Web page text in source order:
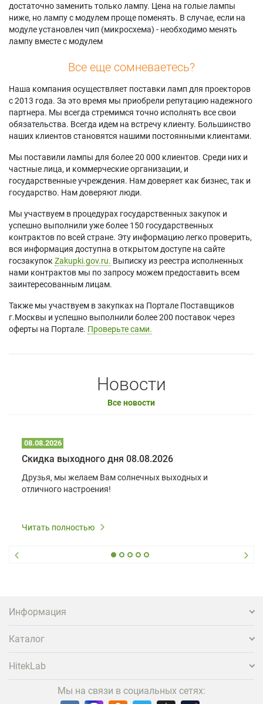
достаточно заменить только лампу. Цена на голые лампы
ниже, но лампу с модулем проще поменять. В случае, если на
модуле установлен чип (микросхема) - необходимо менять
лампу вместе с модулем
Все еще сомневаетесь?
Наша компания осуществляет поставки ламп для проекторов
с 2013 года. За это время мы приобрели репутацию надежного
партнера. Мы всегда стремимся точно исполнять все свои
обязательства. Всегда идем на встречу клиенту. Большинство
наших клиентов становятся нашими постоянными клиентами.
Мы поставили лампы для более 20 000 клиентов. Среди них и
частные лица, и коммерческие организации, и
государственные учреждения. Нам доверяет как бизнес, так и
государство. Нам доверяют люди.
Мы участвуем в процедурах государственных закупок и
успешно выполнили уже более 150 государственных
контрактов по всей стране. Эту информацию легко проверить,
вся информация доступна в открытом доступе на сайте
госзакупок Zakupki.gov.ru. Выписку из реестра исполненных
нами контрактов мы по запросу можем предоставить всем
заинтересованным лицам.
Также мы участвуем в закупках на Портале Поставщиков
г.Москвы и успешно выполнили более 200 поставок через
оферты на Портале. Проверьте сами.
Новости
Все новости
08.08.2026
Скидка выходного дня 08.08.2026
Друзья, мы желаем Вам солнечных выходных и
отличного настроения!
Читать полностью
Информация
Каталог
HitekLab
Мы на связи в социальных сетях: